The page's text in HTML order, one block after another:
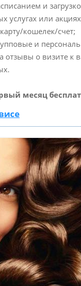
и
услугах или
кошелек/счет;
и
отзывы о визите к
месяц